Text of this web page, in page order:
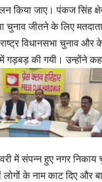
किया जाए। पंकज सिंह
चुनाव जीतने के लिए
विधानसभा चुनाव और
गड़बड़ की गयी। उन्होंने
में संपन्न हुए नगर निकाय
लोगों के नाम काट दिए और